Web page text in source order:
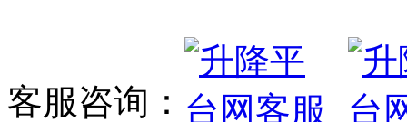
客服咨询：